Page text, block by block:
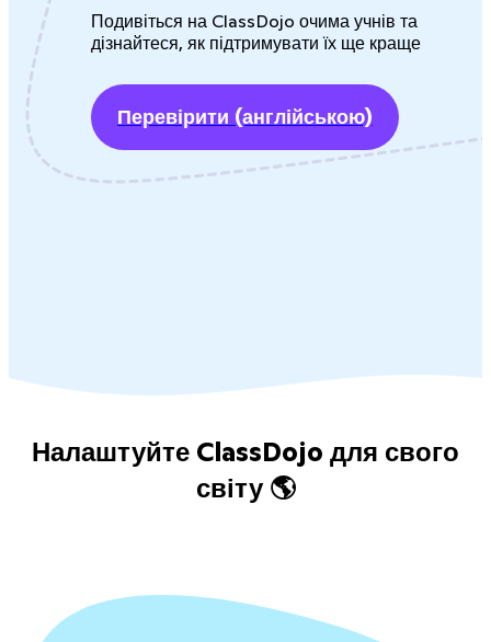
Подивіться на ClassDojo очима учнів та
дізнайтеся, як підтримувати їх ще краще
Перевірити (англійською)
Налаштуйте ClassDojo для свого
світу 🌎